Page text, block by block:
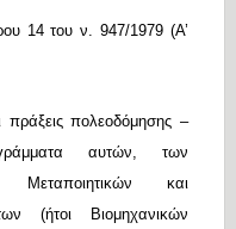
14 του ν. 947/1979 (Α’
πράξεις πολεοδόμησης –
αυτών, των
και
(ήτοι Βιομηχανικών